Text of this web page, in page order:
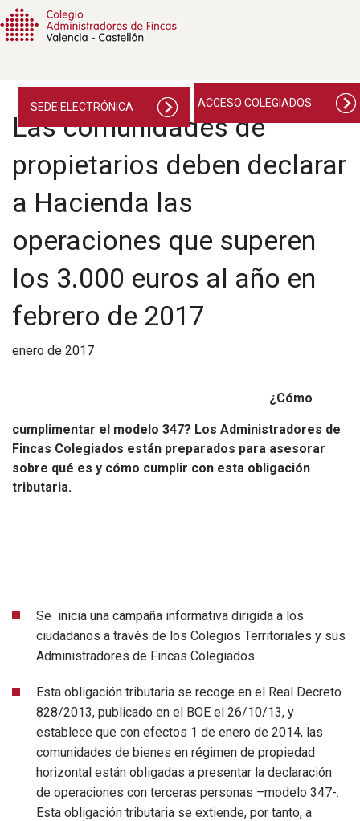
ACCESO COLEGIADOS
SEDE ELECTRÓNICA
Las comunidades de
propietarios deben declarar
a Hacienda las
operaciones que superen
los 3.000 euros al año en
febrero de 2017
enero de 2017
¿Cómo
cumplimentar el modelo 347? Los Administradores de
Fincas Colegiados están preparados para asesorar
sobre qué es y cómo cumplir con esta obligación
tributaria.
Se inicia una campaña informativa dirigida a los
ciudadanos a través de los Colegios Territoriales y sus
Administradores de Fincas Colegiados.
Esta obligación tributaria se recoge en el Real Decreto
828/2013, publicado en el BOE el 26/10/13, y
establece que con efectos 1 de enero de 2014, las
comunidades de bienes en régimen de propiedad
horizontal están obligadas a presentar la declaración
de operaciones con terceras personas –modelo 347-.
Esta obligación tributaria se extiende, por tanto, a